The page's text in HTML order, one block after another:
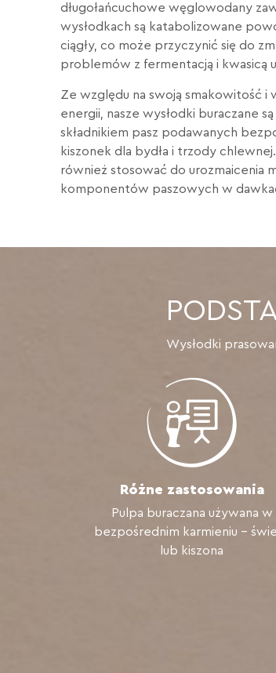
długołańcuchowe węglowodany
wysłodkach są katabolizowane
ciągły, co może przyczynić się do
problemów z fermentacją i kwasicą
Ze względu na swoją smakowitość i
energii, nasze wysłodki buraczane
składnikiem pasz podawanych
kiszonek dla bydła i trzody
również stosować do urozmaicenia
komponentów paszowych w
Wysłodki
Różne zastosowania
Pulpa buraczana używana w
bezpośrednim karmieniu -
lub kiszona